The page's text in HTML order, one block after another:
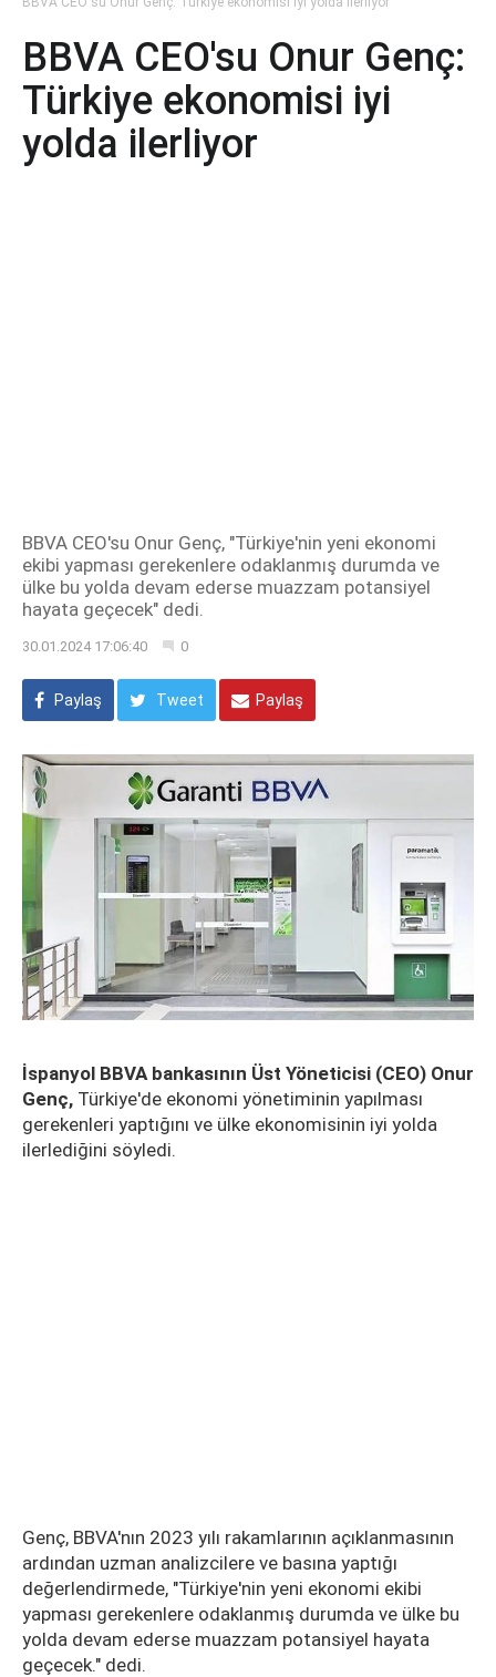
BBVA CEO'su Onur Genç:
Türkiye ekonomisi iyi
yolda ilerliyor
BBVA CEO'su Onur Genç, "Türkiye'nin yeni ekonomi
ekibi yapması gerekenlere odaklanmış durumda ve
ülke bu yolda devam ederse muazzam potansiyel
hayata geçecek" dedi.
30.01.2024 17:06:40 0
Paylaş Tweet Paylaş
İspanyol BBVA bankasının Üst Yöneticisi (CEO) Onur
Genç, Türkiye'de ekonomi yönetiminin yapılması
gerekenleri yaptığını ve ülke ekonomisinin iyi yolda
ilerlediğini söyledi.
Genç, BBVA'nın 2023 yılı rakamlarının açıklanmasının
ardından uzman analizcilere ve basına yaptığı
değerlendirmede, "Türkiye'nin yeni ekonomi ekibi
yapması gerekenlere odaklanmış durumda ve ülke bu
yolda devam ederse muazzam potansiyel hayata
geçecek." dedi.